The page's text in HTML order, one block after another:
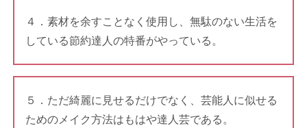
４．素材を余すことなく使用し、無駄のない生活を
している節約達人の特番がやっている。
５．ただ綺麗に見せるだけでなく、芸能人に似せる
ためのメイク方法はもはや達人芸である。